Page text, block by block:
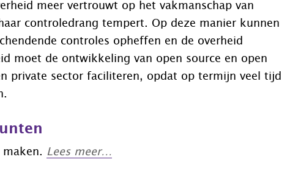
meer vertrouwt op het vakmanschap van
controledrang tempert. Op deze manier kunnen
controles opheffen en de overheid
moet de ontwikkeling van open source en open
private sector faciliteren, opdat op termijn veel tijd
Lees meer…